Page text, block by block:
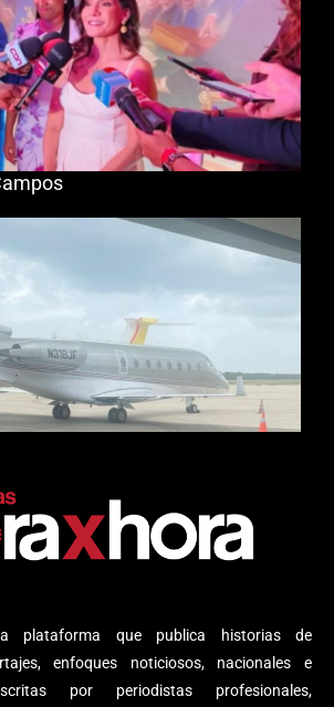
plataforma que publica historias de
enfoques noticiosos, nacionales e
por periodistas profesionales,